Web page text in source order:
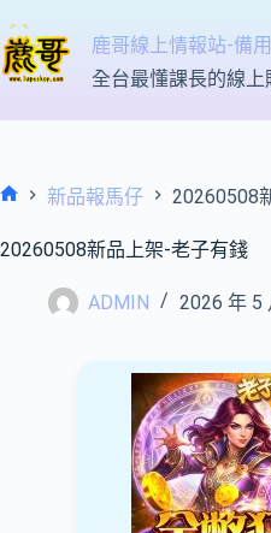
至
主
鹿哥線上情報站-備
全台最懂課長的線上
頁
新品報馬仔 20260508
20260508新品上架-老子有錢
ADMIN 2026 年 5